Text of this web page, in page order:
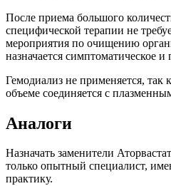
После приема большого
специфической терапии не
мероприятия по очищению
назначается симптоматическое
Гемодиализ не применяется,
объеме соединяется с
Аналоги
Назначать заменители
только опытный специалист,
практику.